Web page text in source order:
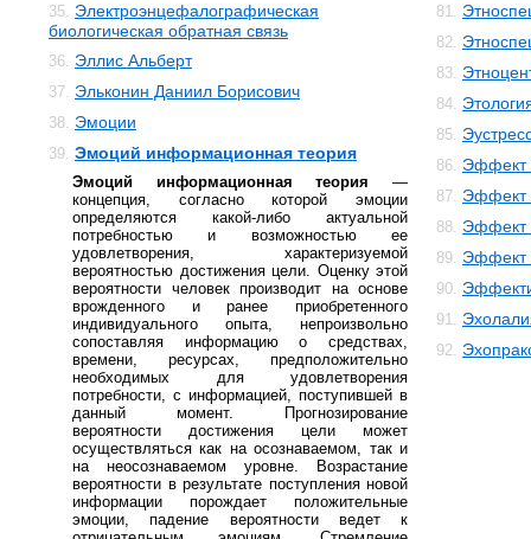
35. Электроэнцефалографическая
биологическая обратная связь
36. Эллис Альберт
37. Эльконин Даниил Борисович
38. Эмоции
39. Эмоций информационная теория
Эмоций информационная теория —
концепция, согласно которой эмоции
определяются какой-либо актуальной
потребностью и возможностью ее
удовлетворения, характеризуемой
вероятностью достижения цели. Оценку этой
вероятности человек производит на основе
врожденного и ранее приобретенного
индивидуального опыта, непроизвольно
сопоставляя информацию о средствах,
времени, ресурсах, предположительно
необходимых для удовлетворения
потребности, с информацией, поступившей в
данный момент. Прогнозирование
вероятности достижения цели может
осуществляться как на осознаваемом, так и
на неосознаваемом уровне. Возрастание
вероятности в результате поступления новой
информации порождает положительные
эмоции, падение вероятности ведет к
81.
82.
83.
84.
85.
86. Эффект
87. Эффект
88. Эффект
89. Эффект
90.
91.
92.